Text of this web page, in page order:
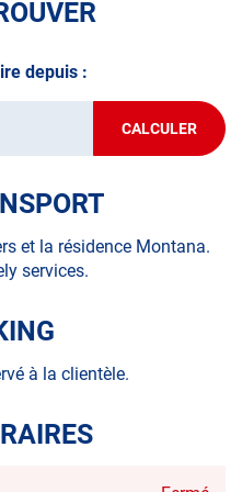
depuis :
CALCULER
JUSQU'AU
POINT
et la résidence Montana.
services.
à la clientèle.